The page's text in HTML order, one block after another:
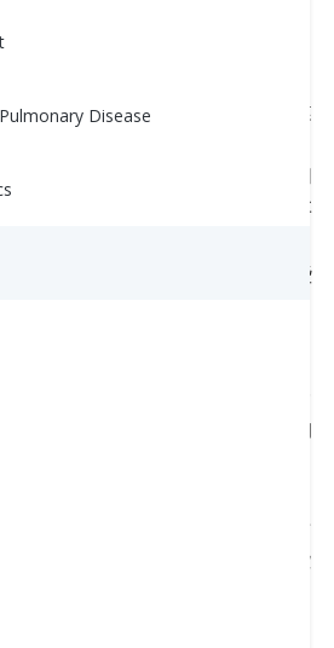
Disease
但是当我们开始注意体重和健
的货架时就要面对艰难的抉
糖果，甚至有给糖尿病患者和
糖。但是围绕人造糖和代糖存
以吃充满了糖的糖果吗？我
更甜的甜菊糖的蛋白粉？这些
关吗？如何弄清楚它们呢？
？
须对所有新的食品添加剂的安
能投放市场。当公司研发新物
时，这个过程就开始了。然
食品添加剂申请，以寻求批
交的所有科学证据，以确保产
。但是，FDA通常不会对这些
试。
被认为是安全的”（GRAS）